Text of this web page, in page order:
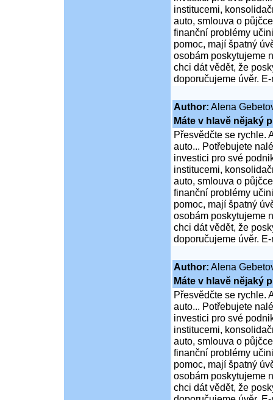
institucemi,
auto, smlouva o
finanční problémy
pomoc, mají špatný
osobám poskytujeme
chci dát vědět, že
doporučujeme úvěr.
Author: Alena
Máte v hlavě nějaký
Přesvědčte se rychle.
auto... Potřebujete
investici pro své
institucemi,
auto, smlouva o
finanční problémy
pomoc, mají špatný
osobám poskytujeme
chci dát vědět, že
doporučujeme úvěr.
Author: Alena
Máte v hlavě nějaký
Přesvědčte se rychle.
auto... Potřebujete
investici pro své
institucemi,
auto, smlouva o
finanční problémy
pomoc, mají špatný
osobám poskytujeme
chci dát vědět, že